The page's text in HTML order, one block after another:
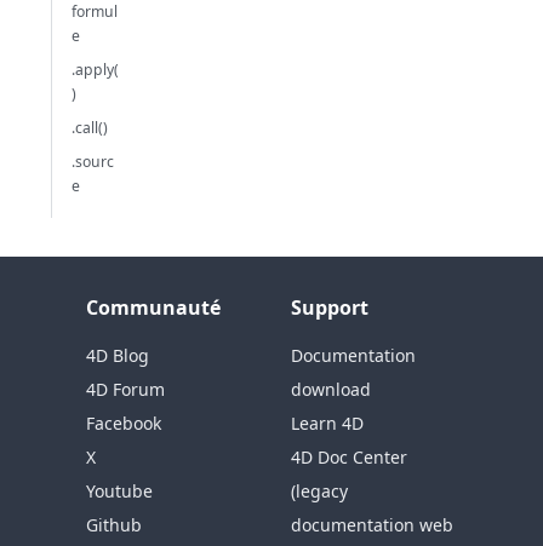
formul
e
.apply(
)
.call()
.sourc
e
Communauté
4D Blog
4D Forum
Facebook
X
Youtube
Github
Support
Documentation
download
Learn 4D
4D Doc Center
(legacy
documentation web